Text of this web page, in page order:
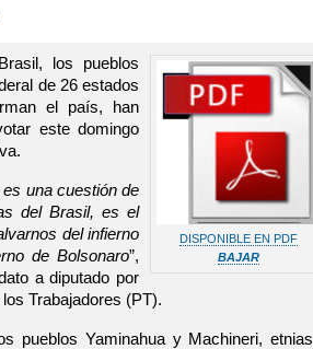
DISPONIBLE EN PDF
BAJAR
los pueblos
de 26 estados
el país, han
este domingo
una cuestión de
del Brasil, es el
del infierno
de Bolsonaro”,
a diputado por
Trabajadores (PT).
pueblos Yaminahua y Machineri,